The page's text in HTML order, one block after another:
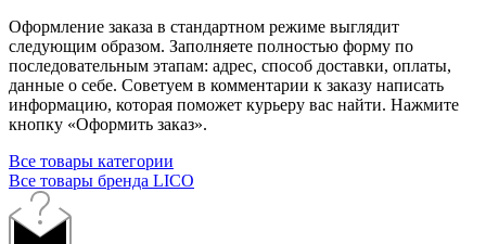
Оформление заказа в стандартном режиме выглядит
следующим образом. Заполняете полностью форму по
последовательным этапам: адрес, способ доставки, оплаты,
данные о себе. Советуем в комментарии к заказу написать
информацию, которая поможет курьеру вас найти. Нажмите
кнопку «Оформить заказ».
Все товары категории
Все товары бренда LICO